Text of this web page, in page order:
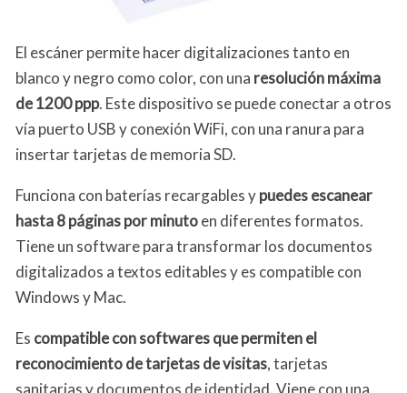
El escáner permite hacer digitalizaciones tanto en
blanco y negro como color, con una resolución máxima
de 1200 ppp. Este dispositivo se puede conectar a otros
vía puerto USB y conexión WiFi, con una ranura para
insertar tarjetas de memoria SD.
Funciona con baterías recargables ypuedes escanear
hasta 8 páginas por minutoen diferentes formatos.
Tiene un software para transformar los documentos
digitalizados a textos editables y es compatible con
Windows y Mac.
Es compatible con softwares que permiten el
reconocimiento de tarjetas de visitas, tarjetas
sanitarias y documentos de identidad. Viene con una